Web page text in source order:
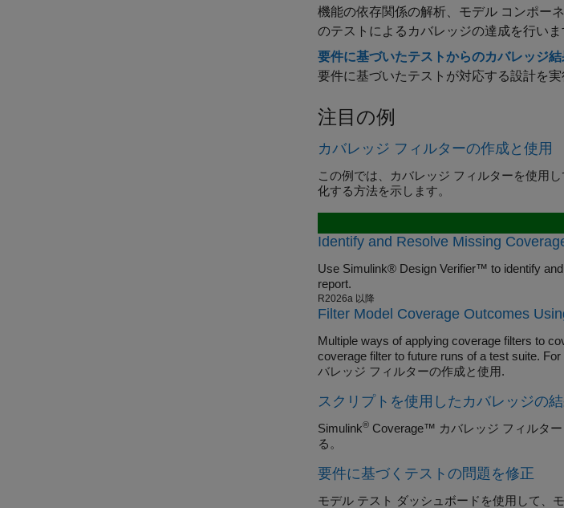
機能の依存関係の解析、モデル コンポー
のテストによるカバレッジの達成を行いま
要件に基づいたテストからのカバレッジ
要件に基づいたテストが対応する設計を実
注目の例
カバレッジ フィルターの作成と使用
この例では、カバレッジ フィルターを使用
化する方法を示します。
Identify and Resolve Missing
Use Simulink® Design Verifier™ to identify
report.
R2026a 以降
Filter Model Coverage Outcomes
Multiple ways of applying coverage filters to
coverage filter to future runs of a test suite.
バレッジ フィルターの作成と使用.
スクリプトを使用したカバレッジの
Simulink® Coverage™ カバレッジ フィルタ
る。
要件に基づくテストの問題を修正
モデル テスト ダッシュボードを使用して、